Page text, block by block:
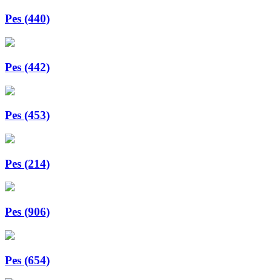
Pes (440)
Pes (442)
Pes (453)
Pes (214)
Pes (906)
Pes (654)